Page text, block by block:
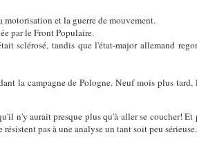
et la guerre de mouvement.
par le Front Populaire.
sclérosé, tandis que l'état-major allemand
la campagne de Pologne. Neuf mois plus tard,
n'y aurait presque plus qu'à aller se coucher! Et
pas à une analyse un tant soit peu